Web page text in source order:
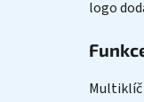
logo
Multiklíč